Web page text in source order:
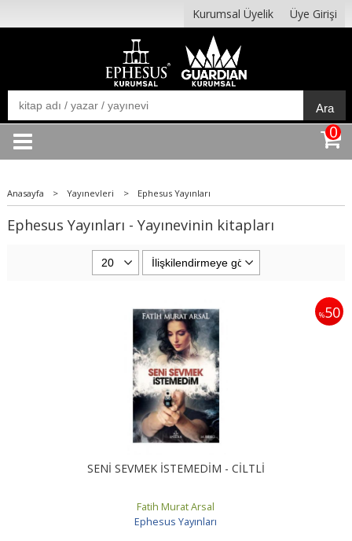
Kurumsal Üyelik Üye Girişi
Ara
0
Anasayfa > Yayınevleri > Ephesus Yayınları
Ephesus Yayınları - Yayınevinin kitapları
%50
SENİ SEVMEK İSTEMEDİM - CİLTLİ
Fatih Murat Arsal
Ephesus Yayınları